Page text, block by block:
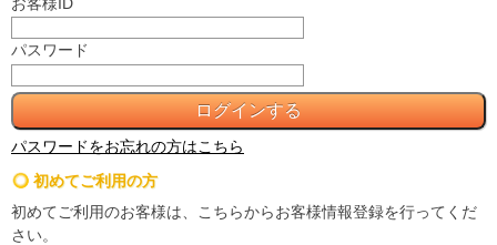
パスワード
パスワードをお忘れの方はこちら
初めてご利用の方
初めてご利用のお客様は、こちらからお客様情報登録を行ってくだ
さい。